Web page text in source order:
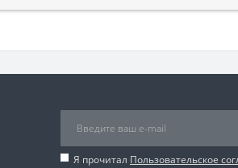
Я прочитал Пользовательское